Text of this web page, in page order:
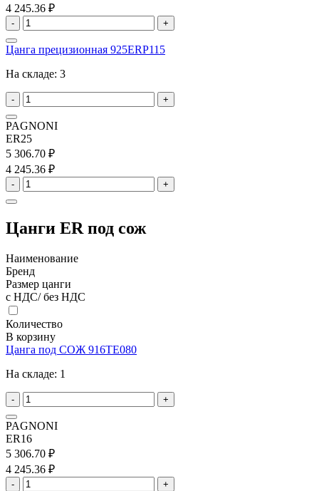
4 245.36 ₽
- +
Цанга прецизионная 925ERP115
На складе: 3
- +
PAGNONI
ER25
5 306.70 ₽
4 245.36 ₽
- +
Цанги ER под сож
Наименование
Бренд
Размер цанги
с НДС/ без НДС
Количество
В корзину
Цанга под СОЖ 916TE080
На складе: 1
- +
PAGNONI
ER16
5 306.70 ₽
4 245.36 ₽
- +